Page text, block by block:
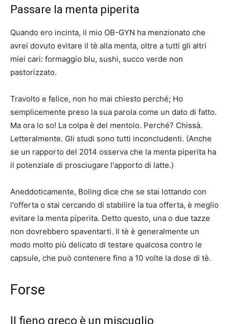
Passare la menta piperita
Quando ero incinta, il mio OB-GYN ha menzionato che
avrei dovuto evitare il tè alla menta, oltre a tutti gli altri
miei cari: formaggio blu, sushi, succo verde non
pastorizzato.
Travolto e felice, non ho mai chiesto perché; Ho
semplicemente preso la sua parola come un dato di fatto.
Ma ora lo so! La colpa è del mentolo. Perché? Chissà.
Letteralmente. Gli studi sono tutti inconcludenti. (Anche
se un rapporto del 2014 osserva che la menta piperita ha
il potenziale di prosciugare l'apporto di latte.)
Aneddoticamente, Boling dice che se stai lottando con
l'offerta o stai cercando di stabilire la tua offerta, è meglio
evitare la menta piperita. Detto questo, una o due tazze
non dovrebbero spaventarti. Il tè è generalmente un
modo molto più delicato di testare qualcosa contro le
capsule, che può contenere fino a 10 volte la dose di tè.
Forse
Il fieno greco è un miscuglio